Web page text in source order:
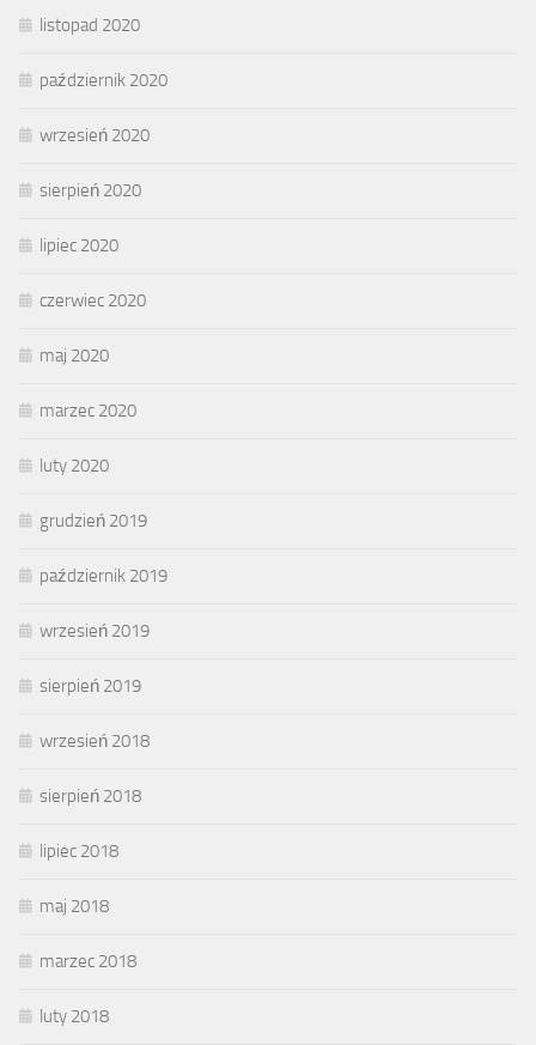
listopad 2020
październik 2020
wrzesień 2020
sierpień 2020
lipiec 2020
czerwiec 2020
maj 2020
marzec 2020
luty 2020
grudzień 2019
październik 2019
wrzesień 2019
sierpień 2019
wrzesień 2018
sierpień 2018
lipiec 2018
maj 2018
marzec 2018
luty 2018